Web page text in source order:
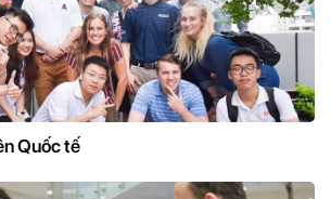
Quốc tế